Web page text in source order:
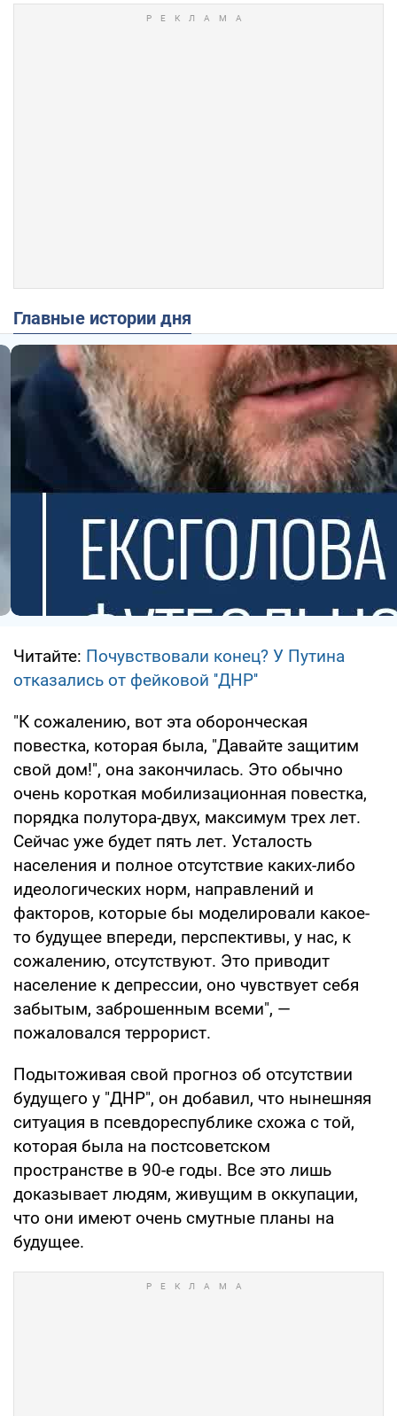
Главные истории дня
Читайте: Почувствовали конец? У Путина
отказались от фейковой ''ДНР''
"К сожалению, вот эта оборонческая
повестка, которая была, "Давайте защитим
свой дом!", она закончилась. Это обычно
очень короткая мобилизационная повестка,
порядка полутора-двух, максимум трех лет.
Сейчас уже будет пять лет. Усталость
населения и полное отсутствие каких-либо
идеологических норм, направлений и
факторов, которые бы моделировали какое-
то будущее впереди, перспективы, у нас, к
сожалению, отсутствуют. Это приводит
население к депрессии, оно чувствует себя
забытым, заброшенным всеми", —
пожаловался террорист.
Подытоживая свой прогноз об отсутствии
будущего у "ДНР", он добавил, что нынешняя
ситуация в псевдореспублике схожа с той,
которая была на постсоветском
пространстве в 90-е годы. Все это лишь
доказывает людям, живущим в оккупации,
что они имеют очень смутные планы на
будущее.